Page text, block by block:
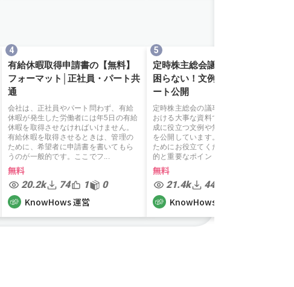
有給休暇取得申請書の【無料】
フォーマット│正社員・パート共
通
会社は、正社員やパート問わず、有給
休暇が発生した労働者には年5日の有給
休暇を取得させなければいけません。
有給休暇を取得させるときは、管理の
ために、希望者に申請書を書いてもら
うのが一般的です。ここでフ...
無料
20.2k 74 1 0
KnowHows 運営
定時株主総会議事録の書き方に
困らない！文例や無料テンプレ
ート公開
定時株主総会の議事録は、事業活動に
おける大事な資料です。ここでは、作
成に役立つ文例や無料のテンプレート
を公開しています。スムーズな作成の
ためにお役立てください。 本資料の目
的と重要なポイント 計算書類...
無料
21.4k 44
KnowHows 運営